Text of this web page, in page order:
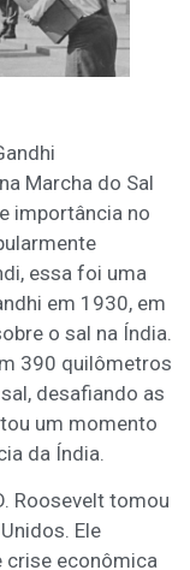
Marcha do Sal
importância no
essa foi uma
em 1930, em
o sal na Índia.
390 quilômetros
desafiando as
um momento
da Índia.
Roosevelt tomou
Ele
crise econômica